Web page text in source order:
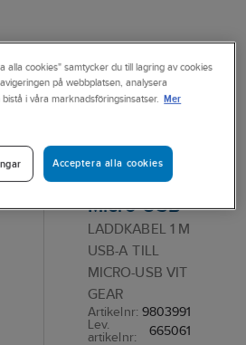
& Hemelektronik
Hemelektronik
Laddkablar
Laddkabel,
USB-A till
Micro-USB
LADDKABEL 1 M
USB-A TILL
MICRO-USB VIT
GEAR
Artikelnr: 9803991
Lev.
artikelnr:
665061
alla cookies" samtycker du till lagring av cookies
på webbplatsen, analysera
i våra marknadsföringsinsatser. Mer
Acceptera alla cookies